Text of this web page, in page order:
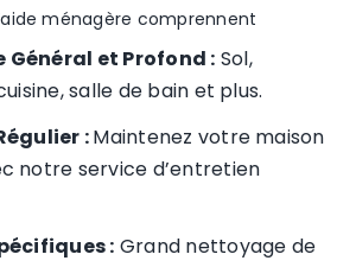
ménagère comprennent
et Profond : Sol,
salle de bain et plus.
:Maintenez votre maison
notre service d’entretien
: Grand nettoyage de